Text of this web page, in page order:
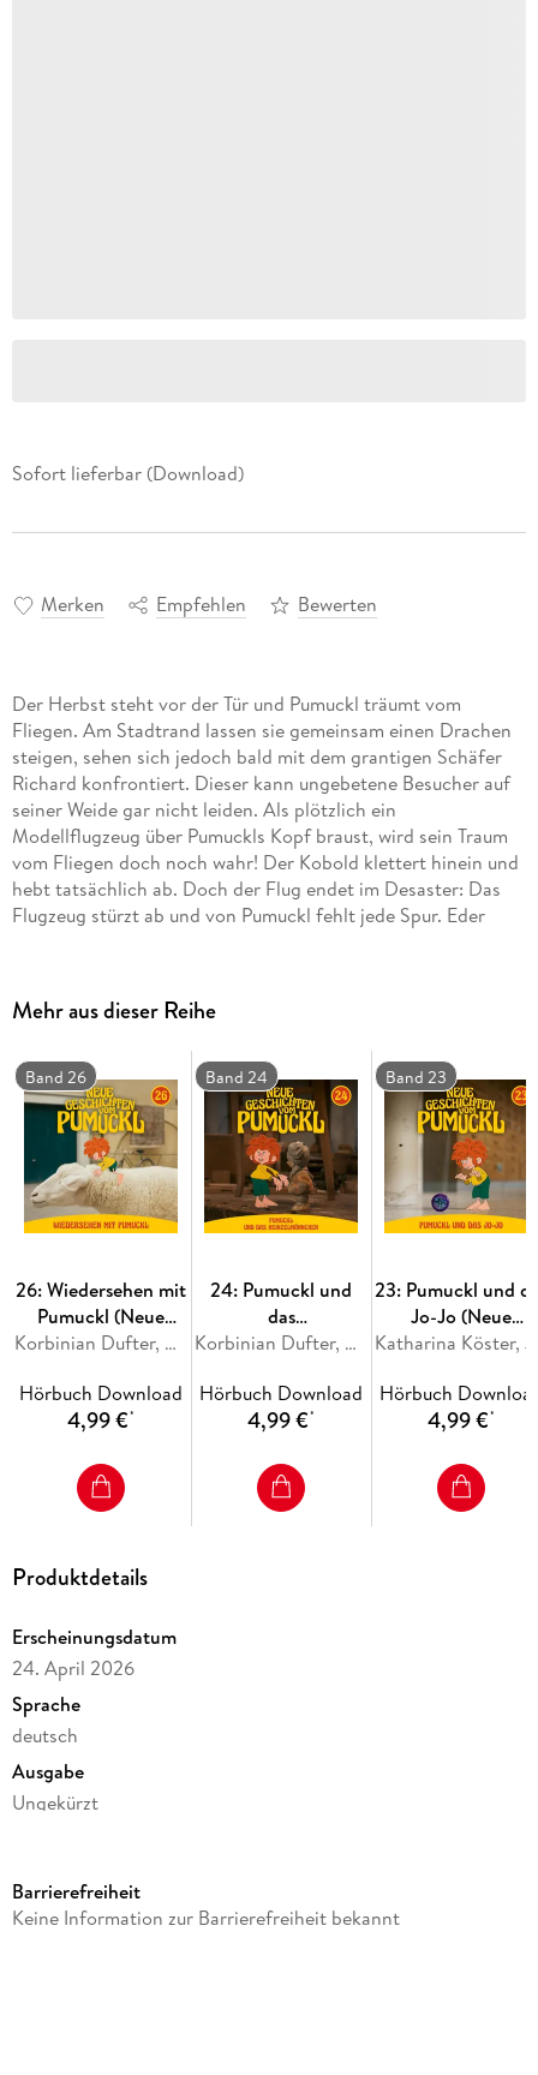
Sofort lieferbar (Download)
Merken Empfehlen Bewerten
Der Herbst steht vor der Tür und Pumuckl träumt vom
Fliegen. Am Stadtrand lassen sie gemeinsam einen Drachen
steigen, sehen sich jedoch bald mit dem grantigen Schäfer
Richard konfrontiert. Dieser kann ungebetene Besucher auf
seiner Weide gar nicht leiden. Als plötzlich ein
Modellflugzeug über Pumuckls Kopf braust, wird sein Traum
vom Fliegen doch noch wahr! Der Kobold klettert hinein und
hebt tatsächlich ab. Doch der Flug endet im Desaster: Das
Flugzeug stürzt ab und von Pumuckl fehlt jede Spur. Eder
Spieldauer ca. 34 Minuten
Empfohlen ab 4 Jahren
Mehr aus dieser Reihe
Band 26
26: Wiedersehen mit
Pumuckl (Neue
Geschichten vom
Korbinian Dufter, Matthias Pacht, Julian Adiputra Witt, Katharina Köster
Hörbuch Download
4,99 €*
Band 24
24: Pumuckl und
das
Heinzelmännchen
vom Pumuckl)
Korbinian Dufter, Matthias Pacht, Julian Adiputra Witt, Katharina Köster
Hörbuch Download
4,99 €*
Band 23
23: Pumuckl und
Jo-Jo (Neue
Geschichten vom
Hörbuch
4,99 €*
Produktdetails
Erscheinungsdatum
24. April 2026
Sprache
deutsch
Ausgabe
Ungekürzt
Laufzeit
Barrierefreiheit
Keine Information zur Barrierefreiheit bekannt